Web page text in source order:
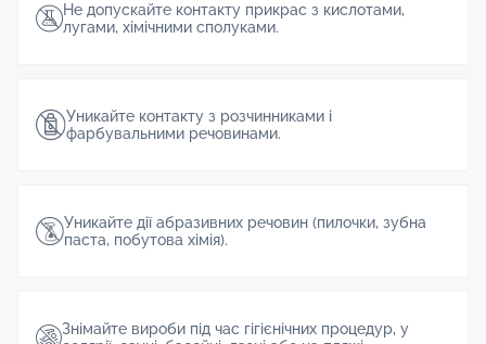
Не допускайте контакту прикрас з кислотами,
лугами, хімічними сполуками.
Уникайте контакту з розчинниками і
фарбувальними речовинами.
Уникайте дії абразивних речовин (пилочки, зубна
паста, побутова хімія).
Знімайте вироби під час гігієнічних процедур, у